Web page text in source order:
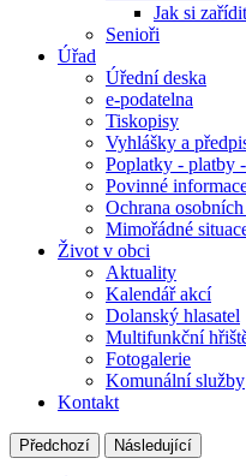
Jak si zařídit
Senioři
Úřad
Úřední deska
e-podatelna
Tiskopisy
Vyhlášky a
Poplatky - platby
Povinné
Ochrana osobních
Mimořádné
Život v obci
Aktuality
Kalendář akcí
Dolanský hlasatel
Multifunkční
Fotogalerie
Komunální služby
Kontakt
Předchozí Následující